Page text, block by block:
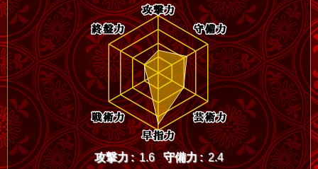
攻撃力 : 1.6 守備力 : 2.4